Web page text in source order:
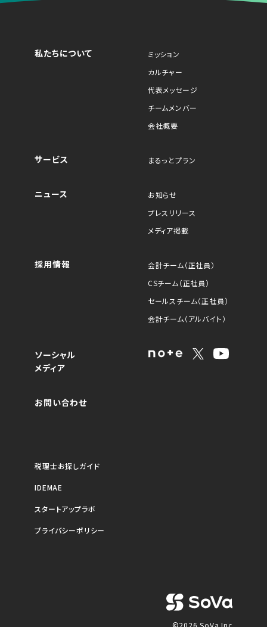
私たちについて
ミッション
カルチャー
代表メッセージ
チームメンバー
会社概要
サービス まるっとプラン
ニュース
お知らせ
プレスリリース
メディア掲載
採用情報
会計チーム（正社員）
CSチーム（正社員）
セールスチーム（正社員）
会計チーム（アルバイト）
ソーシャル
メディア
お問い合わせ
税理士お探しガイド
IDEMAE
スタートアップラボ
プライバシーポリシー